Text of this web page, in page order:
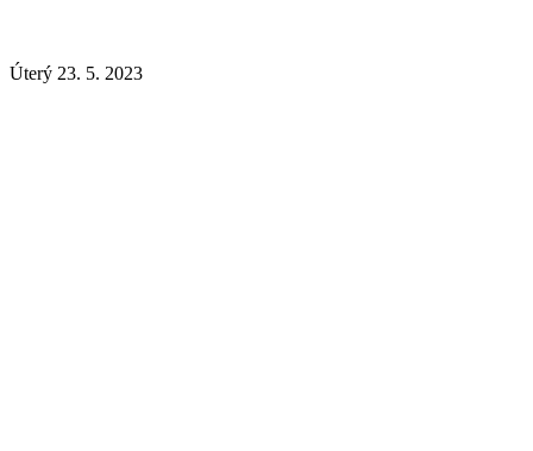
Úterý 23. 5. 2023